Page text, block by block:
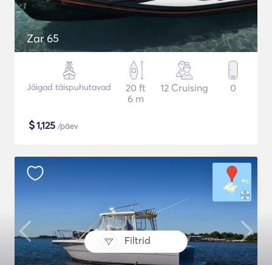
Filtrid
Zar 65
Jäigad täispuhutavad
20 ft
6 m
12 Cruising 0
$1,125 /päev